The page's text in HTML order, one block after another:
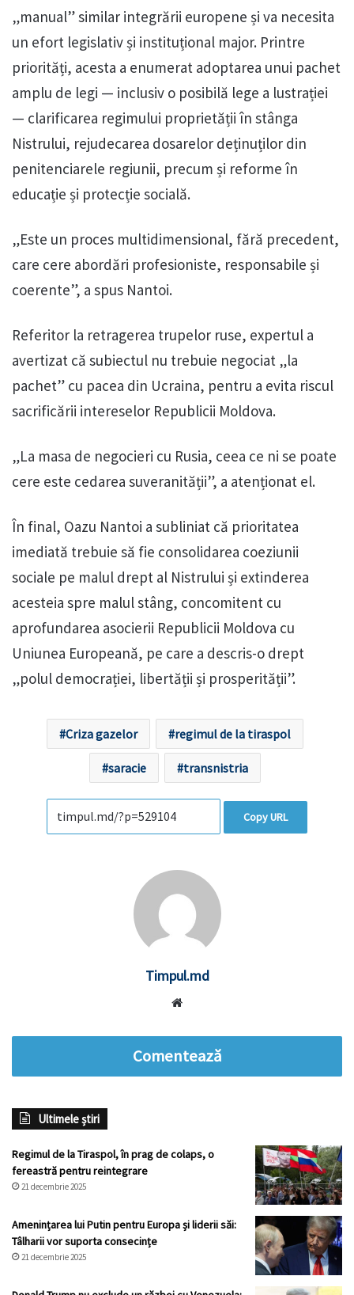
„manual” similar integrării europene și va necesita
un efort legislativ și instituțional major. Printre
priorități, acesta a enumerat adoptarea unui pachet
amplu de legi — inclusiv o posibilă lege a lustrației
— clarificarea regimului proprietății în stânga
Nistrului, rejudecarea dosarelor deținuților din
penitenciarele regiunii, precum și reforme în
educație și protecție socială.
„Este un proces multidimensional, fără precedent,
care cere abordări profesioniste, responsabile și
coerente”, a spus Nantoi.
Referitor la retragerea trupelor ruse, expertul a
avertizat că subiectul nu trebuie negociat „la
pachet” cu pacea din Ucraina, pentru a evita riscul
sacrificării intereselor Republicii Moldova.
„La masa de negocieri cu Rusia, ceea ce ni se poate
cere este cedarea suveranității”, a atenționat el.
În final, Oazu Nantoi a subliniat că prioritatea
imediată trebuie să fie consolidarea coeziunii
sociale pe malul drept al Nistrului și extinderea
acesteia spre malul stâng, concomitent cu
aprofundarea asocierii Republicii Moldova cu
Uniunea Europeană, pe care a descris-o drept
„polul democrației, libertății și prosperității”.
Criza gazelor regimul de la tiraspol
saracie transnistria
Copy URL
Timpul.md
Comentează
Ultimele știri
Regimul de la Tiraspol, în prag de colaps, o
fereastră pentru reintegrare
21 decembrie 2025
Amenințarea lui Putin pentru Europa și liderii săi:
Tâlharii vor suporta consecințe
21 decembrie 2025